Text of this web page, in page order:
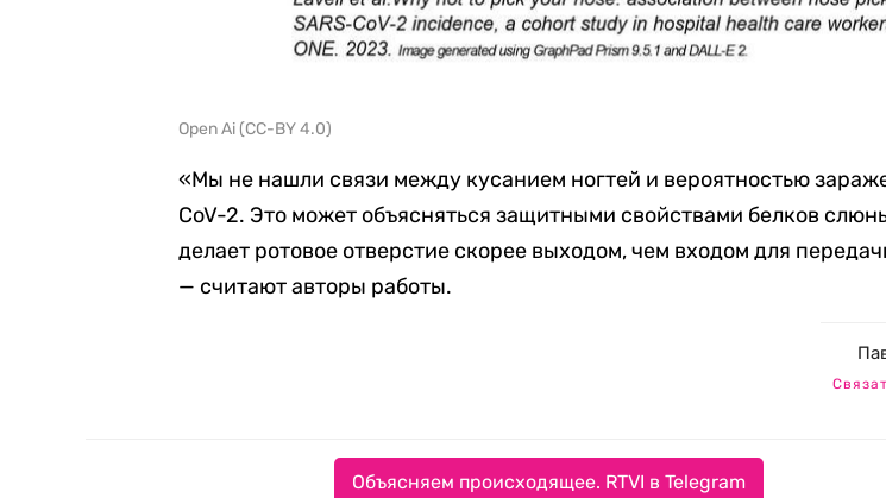
Open Ai (CC-BY 4.0)
«Мы не нашли связи между кусанием ногтей и вероятностью
CoV-2. Это может объясняться защитными свойствами белков
делает ротовое отверстие скорее выходом, чем входом для
— считают авторы работы.
Объясняем происходящее. RTVI в Telegram